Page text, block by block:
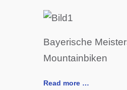
Bayerische
Mountainbiken
Read more …